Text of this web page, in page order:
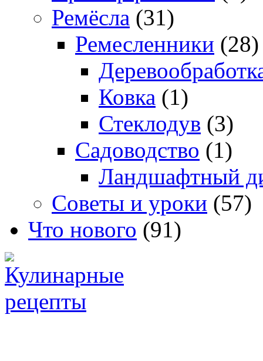
Ремёсла (31)
Ремесленники (28)
Ковка (1)
Стеклодув (3)
Садоводство (1)
Ландшафтный
Советы и уроки (57)
Что нового (91)